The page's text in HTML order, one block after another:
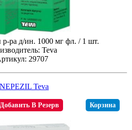
ра д/ин. 1000 мг фл. / 1 шт.
Teva
29707
Teva
Добавить В Резерв Корзина